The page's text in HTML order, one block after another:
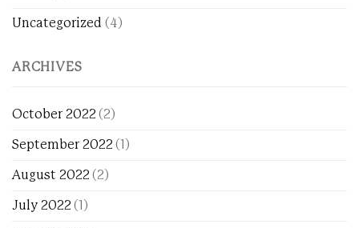
Uncategorized (4)
ARCHIVES
October 2022 (2)
September 2022 (1)
August 2022 (2)
July 2022 (1)